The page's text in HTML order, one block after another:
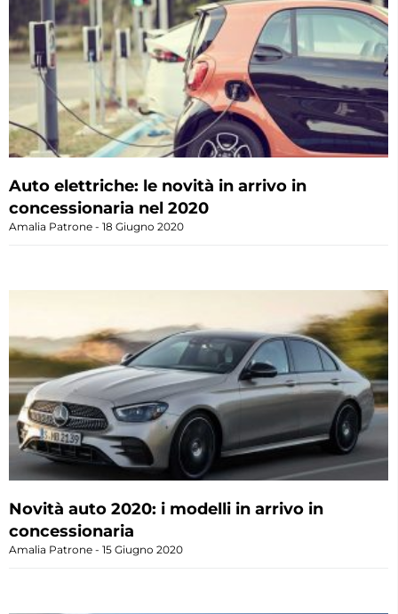
Auto elettriche: le novità in arrivo in
concessionaria nel 2020
Amalia Patrone 18 Giugno 2020
Novità auto 2020: i modelli in arrivo in
concessionaria
Amalia Patrone 15 Giugno 2020